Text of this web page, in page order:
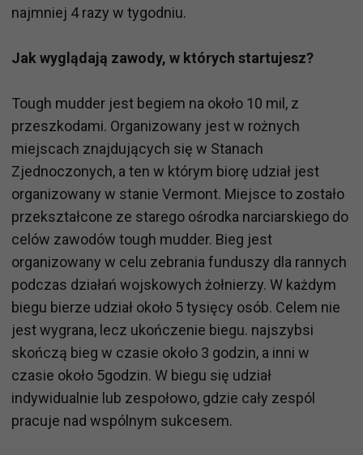
najmniej 4 razy w tygodniu.
Jak wyglądają zawody, w których startujesz?
Tough mudder jest begiem na około 10 mil, z
przeszkodami. Organizowany jest w rożnych
miejscach znajdujących się w Stanach
Zjednoczonych, a ten w którym biorę udział jest
organizowany w stanie Vermont. Miejsce to zostało
przekształcone ze starego ośrodka narciarskiego do
celów zawodów tough mudder. Bieg jest
organizowany w celu zebrania funduszy dla rannych
podczas działań wojskowych żołnierzy. W każdym
biegu bierze udział około 5 tysięcy osób. Celem nie
jest wygrana, lecz ukończenie biegu. najszybsi
skończą bieg w czasie około 3 godzin, a inni w
czasie około 5godzin. W biegu się udział
indywidualnie lub zespołowo, gdzie cały zespól
pracuje nad wspólnym sukcesem.